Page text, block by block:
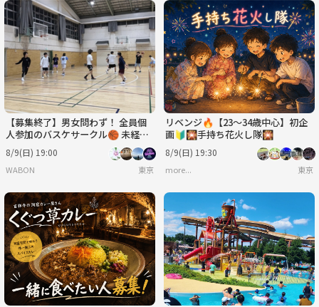
【募集終了】男女問わず！ 全員個
人参加のバスケサークル🏀 未経
験、女性大歓迎◎エンジョイレベ
ル！
8/9(日) 19:00
WABON 東京
リベンジ🔥【23～34歳中心】初企
画🔰🎇手持ち花火し隊🎇
8/9(日) 19:30
more... 東京